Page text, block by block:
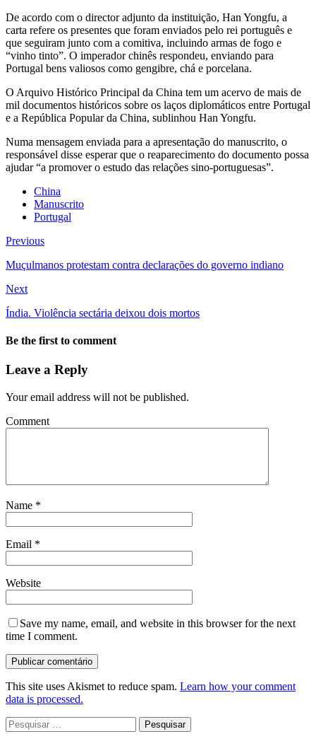
De acordo com o director adjunto da instituição, Han Yongfu, a
carta refere os presentes que foram enviados pelo rei português e
que seguiram junto com a comitiva, incluindo armas de fogo e
“vinho tinto”. O imperador chinês respondeu, enviando para
Portugal bens valiosos como gengibre, chá e porcelana.
O Arquivo Histórico Principal da China tem um acervo de mais de
mil documentos históricos sobre os laços diplomáticos entre Portugal
e a República Popular da China, sublinhou Han Yongfu.
Numa mensagem enviada para a apresentação do manuscrito, o
responsável disse esperar que o reaparecimento do documento possa
ajudar “a promover o estudo das relações sino-portuguesas”.
China
Manuscrito
Portugal
Previous
Muçulmanos protestam contra declarações do governo indiano
Next
Índia. Violência sectária deixou dois mortos
Be the first to comment
Leave a Reply
Your email address will not be published.
Comment
Name *
Email *
Website
Save my name, email, and website in this browser for the next
time I comment.
This site uses Akismet to reduce spam. Learn how your comment
data is processed.
Pesquisar
por: